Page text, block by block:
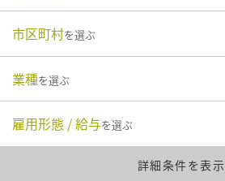
市区町村を選ぶ
業種を選ぶ
雇用形態 / 給与を選ぶ
詳細条件を表示